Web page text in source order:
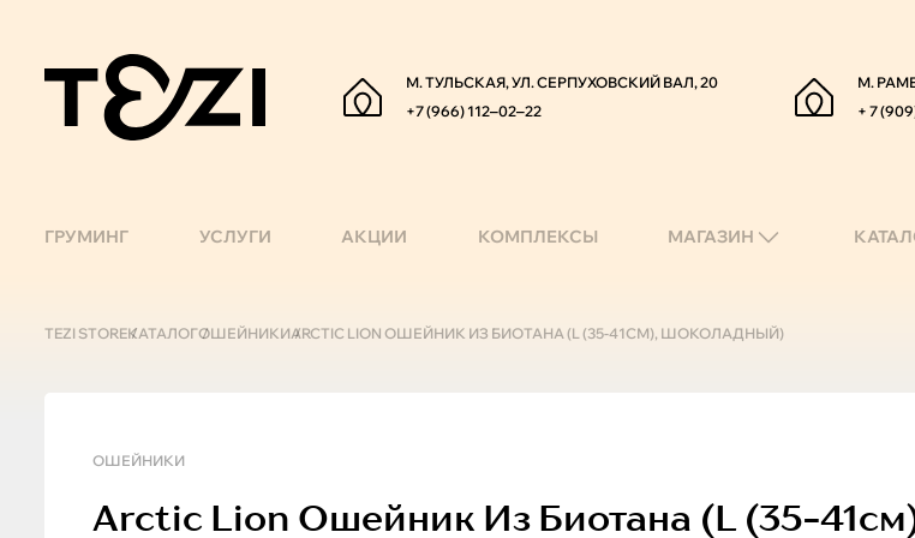
М. ТУЛЬСКАЯ, УЛ. СЕРПУХОВСКИЙ ВАЛ, 20
+7 (966) 112‒02‒22
М.
+ 7
ГРУМИНГ УСЛУГИ АКЦИИ КОМПЛЕКСЫ МАГАЗИН
TEZI STOREКАТАЛОГОШЕЙНИКИARCTIC LION ОШЕЙНИК ИЗ БИОТАНА (L (35-41СМ), ШОКОЛАДНЫЙ)
ОШЕЙНИКИ
Arctic Lion Ошейник Из Биотана (l (35-